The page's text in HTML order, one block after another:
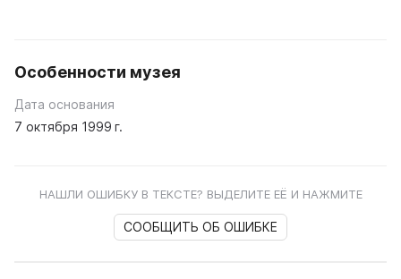
Особенности музея
Дата основания
7 октября 1999 г.
НАШЛИ ОШИБКУ В ТЕКСТЕ? ВЫДЕЛИТЕ ЕЁ И НАЖМИТЕ
СООБЩИТЬ ОБ ОШИБКЕ